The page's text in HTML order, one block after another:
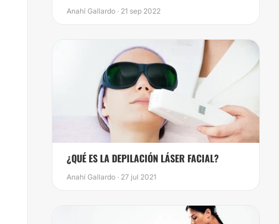
Anahí Gallardo · 21 sep 2022
¿QUÉ ES LA DEPILACIÓN LÁSER FACIAL?
Anahí Gallardo · 27 jul 2021